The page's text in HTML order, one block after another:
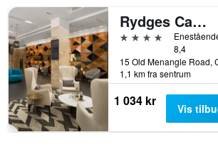
Rydges Campbelltown
4 stjerner
8,4
1,1 km fra sentrum
1 034 kr Vis